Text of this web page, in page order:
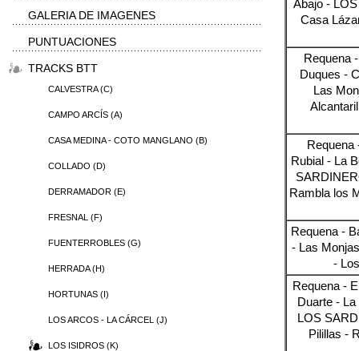
Abajo -
Casa
Requena
Duques -
Las
Requena
Rubial - La
Rambla los
Requena -
- Las
-
Requena -
Duarte -
LOS
Pilillas -
GALERIA DE IMAGENES
PUNTUACIONES
TRACKS BTT
CALVESTRA (C)
CAMPO ARCÍS (A)
CASA MEDINA - COTO MANGLANO (B)
COLLADO (D)
DERRAMADOR (E)
FRESNAL (F)
FUENTERROBLES (G)
HERRADA (H)
HORTUNAS (I)
LOS ARCOS - LA CÁRCEL (J)
LOS ISIDROS (K)